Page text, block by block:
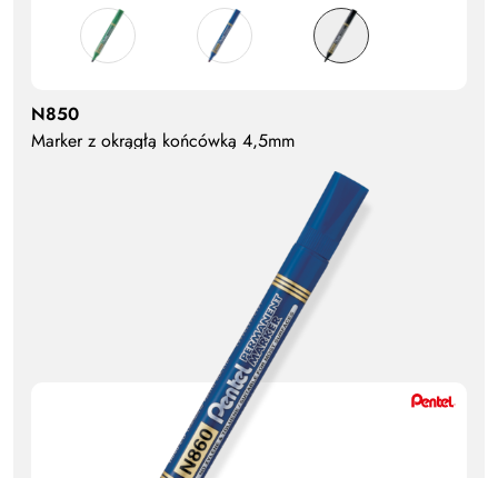
N850
Marker z okrągłą końcówką 4,5mm